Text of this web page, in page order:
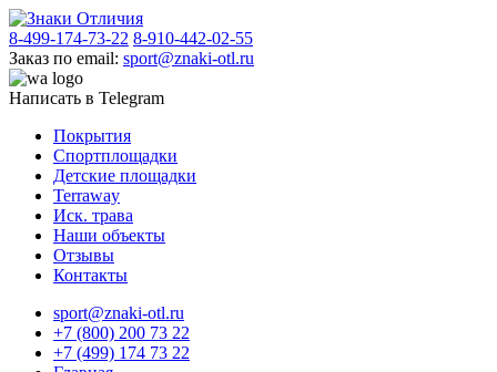
8-499-174-73-22 8-910-442-02-55
Заказ по email: sport@znaki-otl.ru
Написать в Telegram
Покрытия
Спортплощадки
Детские площадки
Terraway
Иск. трава
Наши объекты
Отзывы
Контакты
sport@znaki-otl.ru
+7 (800) 200 73 22
+7 (499) 174 73 22